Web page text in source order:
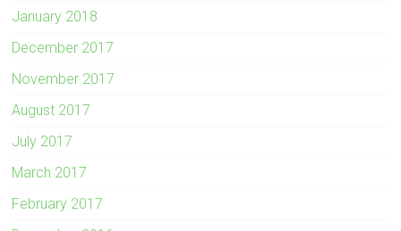
January 2018
December 2017
November 2017
August 2017
July 2017
March 2017
February 2017